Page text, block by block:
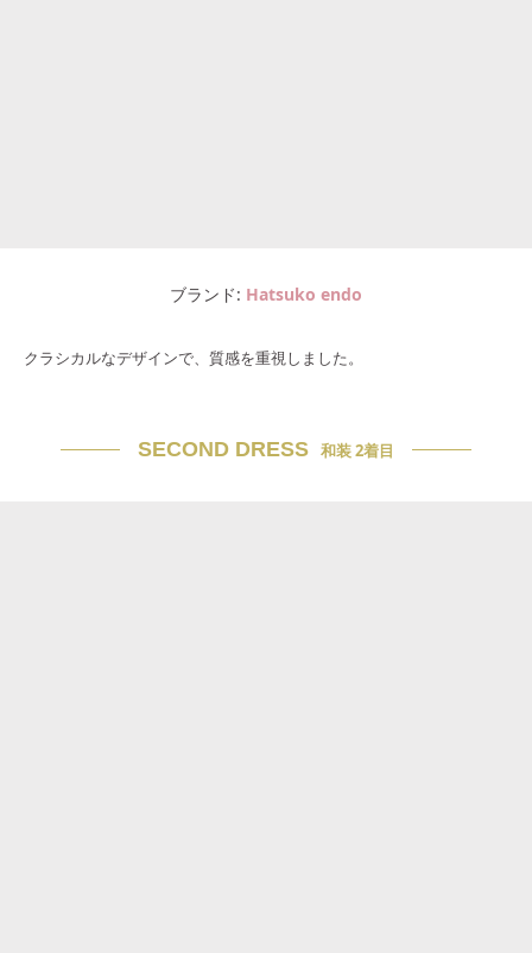
ブランド Hatsuko endo
クラシカルなデザインで、質感を重視しました。
SECOND DRESS 和装 2着目